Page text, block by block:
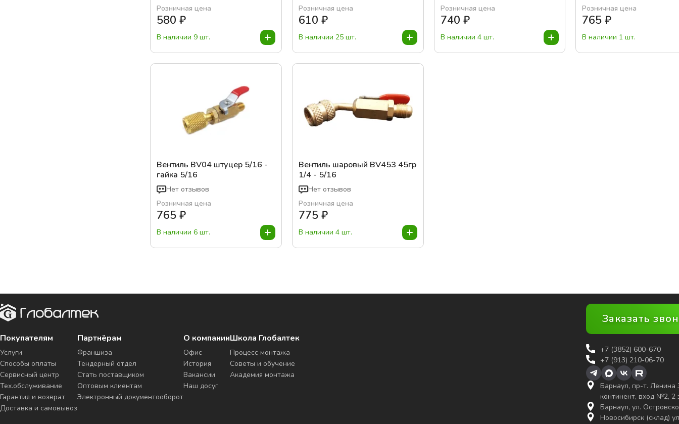
Розничная цена
580 ₽
В наличии 9 шт.
Розничная цена
610 ₽
В наличии 25 шт.
Розничная цена
740 ₽
В наличии 4 шт.
Розничная цена
765 ₽
В наличии 1 шт.
Вентиль BV04 штуцер 5/16 -
гайка 5/16
Нет отзывов
Розничная цена
765 ₽
В наличии 6 шт.
Вентиль шаровый BV453 45гр
1/4 - 5/16
Нет отзывов
Розничная цена
775₽
В наличии 4 шт.
Покупателям
Услуги
Способы оплаты
Сервисный центр
Тех.обслуживание
Гарантия и возврат
Доставка и самовывоз
Партнёрам
Франшиза
Тендерный отдел
Стать поставщиком
Оптовым клиентам
Электронный документооборот
О компании
Офис
История
Вакансии
Наш досуг
Школа Глобалтек
Процесс монтажа
Советы и обучение
Академия монтажа
Заказать
+7 (3852) 600-670
+7 (913) 210-06-70
Барнаул, пр-т. Ленина
континент, вход №2, 2
Барнаул, ул.
Новосибирск (склад)